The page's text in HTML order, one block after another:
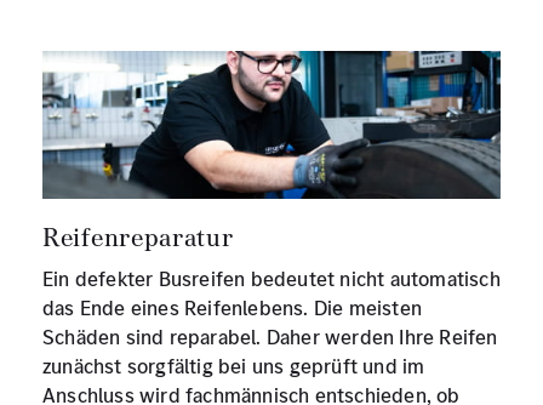
Reifenreparatur
Ein defekter Busreifen bedeutet nicht automatisch
das Ende eines Reifenlebens. Die meisten
Schäden sind reparabel. Daher werden Ihre Reifen
zunächst sorgfältig bei uns geprüft und im
Anschluss wird fachmännisch entschieden, ob